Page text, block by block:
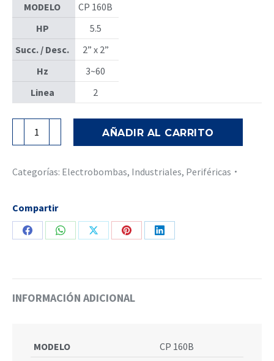
MODELO
HP
Succ. / Desc.
Hz
Linea
CP 160B
5.5
2” x 2”
3~60
2
680C
cantidad
AÑADIR AL CARRITO
Categorías: Electrobombas, Industriales, Periféricas
Compartir
Share
Share
Share
Share
Share
INFORMACIÓN ADICIONAL
MODELO
CP 160B